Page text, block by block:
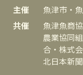
主催
魚津市・
共催
魚津魚商
農業協同
合・株式
北日本新